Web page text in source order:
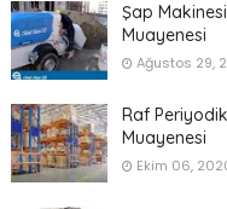
Şap
Muayenesi
Ağustos 29,
Raf
Muayenesi
Ekim 06,